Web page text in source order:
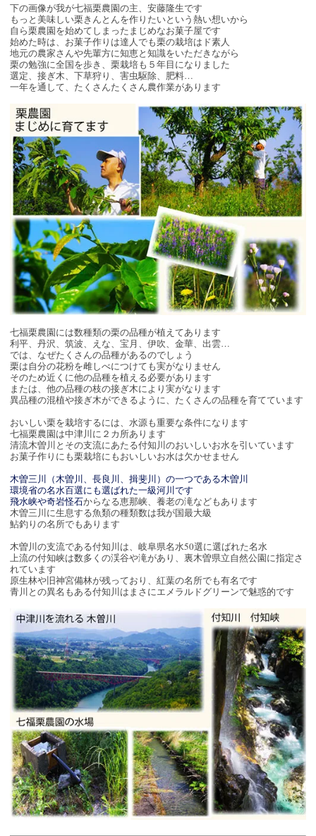
下の画像が我が七福栗農園の主、安藤隆生です
もっと美味しい栗きんとんを作りたいという熱い想いから
自ら栗農園を始めてしまったまじめなお菓子屋です
始めた時は、お菓子作りは達人でも栗の栽培はド素人
地元の農家さんや先輩方に知恵と知識をいただきながら
栗の勉強に全国を歩き、栗栽培も５年目になりました
選定、接ぎ木、下草狩り、害虫駆除、肥料…
一年を通して、たくさんたくさん農作業があります
七福栗農園には数種類の栗の品種が植えてあります
利平、丹沢、筑波、えな、宝月、伊吹、金華、出雲…
では、なぜたくさんの品種があるのでしょう
栗は自分の花粉を雌しべにつけても実がなりません
そのため近くに他の品種を植える必要があります
または、他の品種の枝の接ぎ木により実がなります
異品種の混植や接ぎ木ができるように、たくさんの品種を育てています
おいしい栗を栽培するには、水源も重要な条件になります
七福栗農園は中津川に２カ所あります
清流木曽川とその支流にあたる付知川のおいしいお水を引いています
お菓子作りにも栗栽培にもおいしいお水は欠かせません
木曽三川（木曽川、長良川、揖斐川）の一つである木曽川
環境省の名水百選にも選ばれた一級河川です
飛水峡や奇岩怪石からなる恵那峡、養老の滝などもあります
木曽三川に生息する魚類の種類数は我が国最大級
鮎釣りの名所でもあります
木曽川の支流である付知川は、岐阜県名水50選に選ばれた名水
上流の付知峡は数多くの渓谷や滝があり、裏木曽県立自然公園に指定さ
れています
原生林や旧神宮備林が残っており、紅葉の名所でも有名です
青川との異名もある付知川はまさにエメラルドグリーンで魅惑的です